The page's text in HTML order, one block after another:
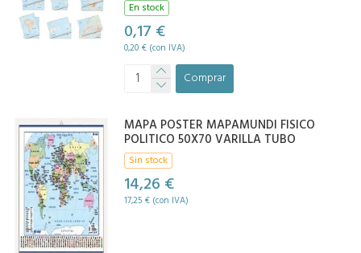
En stock
0,17 €
0,20 € (con IVA)
Comprar
MAPA POSTER MAPAMUNDI FISICO
POLITICO 50X70 VARILLA TUBO
Sin stock
14,26 €
17,25 € (con IVA)